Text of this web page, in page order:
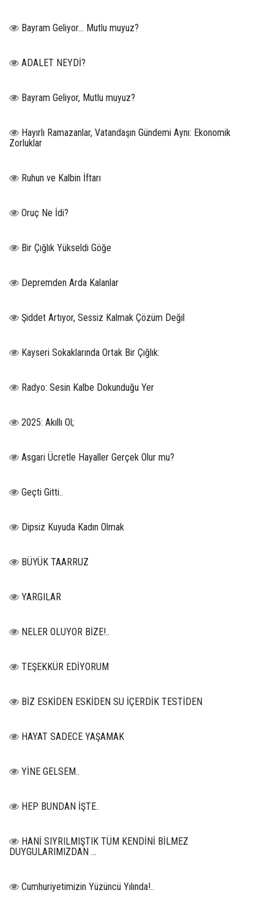
Bayram Geliyor… Mutlu muyuz?
ADALET NEYDİ?
Bayram Geliyor, Mutlu muyuz?
Hayırlı Ramazanlar, Vatandaşın Gündemi Aynı: Ekonomik
Zorluklar
Ruhun ve Kalbin İftarı
Oruç Ne İdi?
Bir Çığlık Yükseldi Göğe
Depremden Arda Kalanlar
Şiddet Artıyor, Sessiz Kalmak Çözüm Değil
Kayseri Sokaklarında Ortak Bir Çığlık:
Radyo: Sesin Kalbe Dokunduğu Yer
2025: Akıllı Ol;
Asgari Ücretle Hayaller Gerçek Olur mu?
Geçti Gitti..
Dipsiz Kuyuda Kadın Olmak
BÜYÜK TAARRUZ
YARGILAR
NELER OLUYOR BİZE!..
TEŞEKKÜR EDİYORUM
BİZ ESKİDEN ESKİDEN SU İÇERDİK TESTİDEN
HAYAT SADECE YAŞAMAK
YİNE GELSEM..
HEP BUNDAN İŞTE..
HANİ SIYRILMIŞTIK TÜM KENDİNİ BİLMEZ
DUYGULARIMIZDAN …
Cumhuriyetimizin Yüzüncü Yılında!..